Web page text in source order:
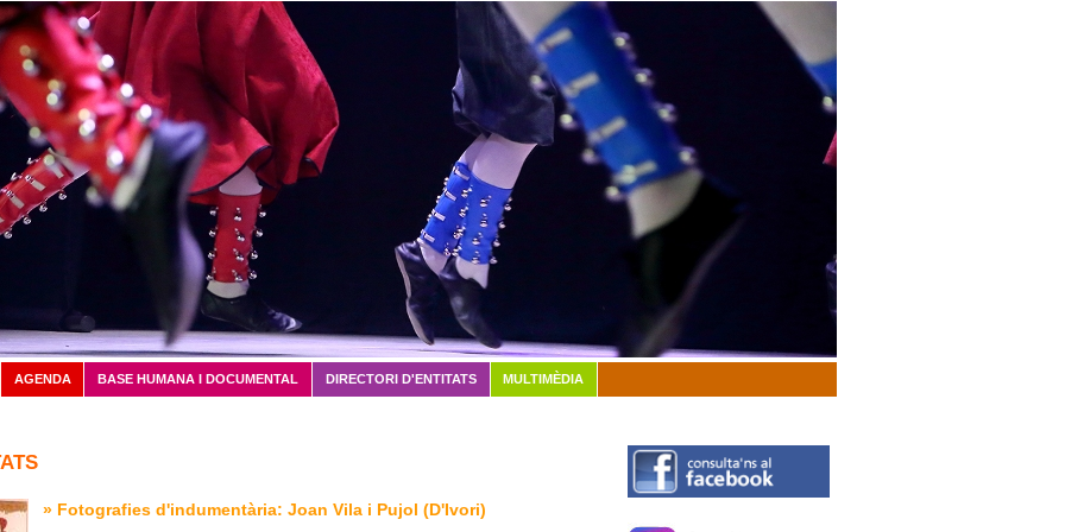
Vés al contingut
» Fotografies d'indumentària: Joan Vila i Pujol (D'Ivori)
AGENDA BASE HUMANA I DOCUMENTAL DIRECTORI D'ENTITATS MULTIMÈDIA